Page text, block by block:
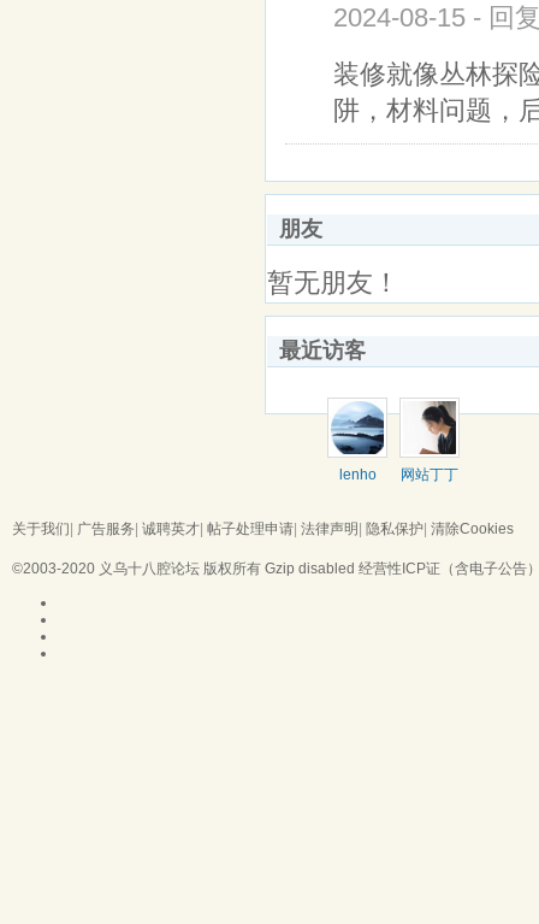
2024-08-15 - 回
装修就像丛林探
阱，材料问题，
朋友
暂无朋友！
最近访客
lenho 网站丁丁
关于我们| 广告服务| 诚聘英才| 帖子处理申请| 法律声明| 隐私保护| 清除Cookies
©2003-2020 义乌十八腔论坛 版权所有 Gzip disabled 经营性ICP证（含电子公告